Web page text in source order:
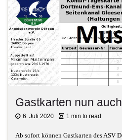
Gastkarten nun
6. Juli 2020 1 min to read
Ab sofort können Gastkarten des ASV